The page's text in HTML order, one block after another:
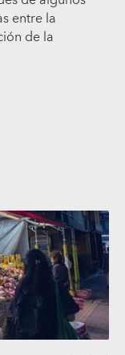
entre la
de la